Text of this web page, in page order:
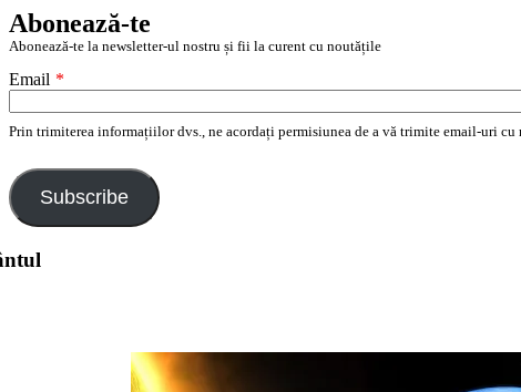
Abonează-te
Abonează-te la newsletter-ul nostru și fii la curent cu noutățile
Email *
Prin trimiterea informațiilor dvs., ne acordați permisiunea de a vă trimite email-uri
Subscribe